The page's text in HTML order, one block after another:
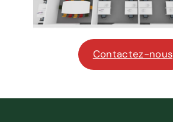
Contactez-nous